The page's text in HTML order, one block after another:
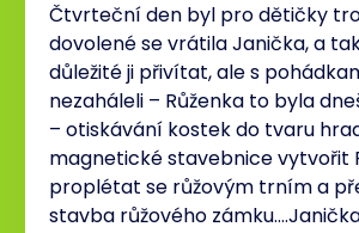
Čtvrteční den byl pro dětičky
dovolené se vrátila Janička, a
důležité ji přivítat, ale s
nezaháleli – Růženka to byla
– otiskávání kostek do tvaru
magnetické stavebnice vytvořit
proplétat se růžovým trním a
stavba růžového